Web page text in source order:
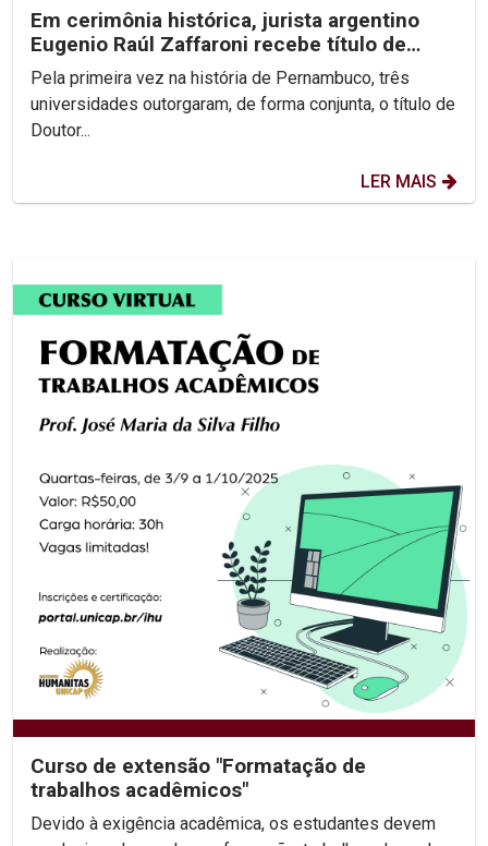
Em cerimônia histórica, jurista argentino
Eugenio Raúl Zaffaroni recebe título de
Doutor Honoris...
Pela primeira vez na história de Pernambuco, três
universidades outorgaram, de forma conjunta, o título de
Doutor...
LER MAIS
Curso de extensão "Formatação de
trabalhos acadêmicos"
Devido à exigência acadêmica, os estudantes devem